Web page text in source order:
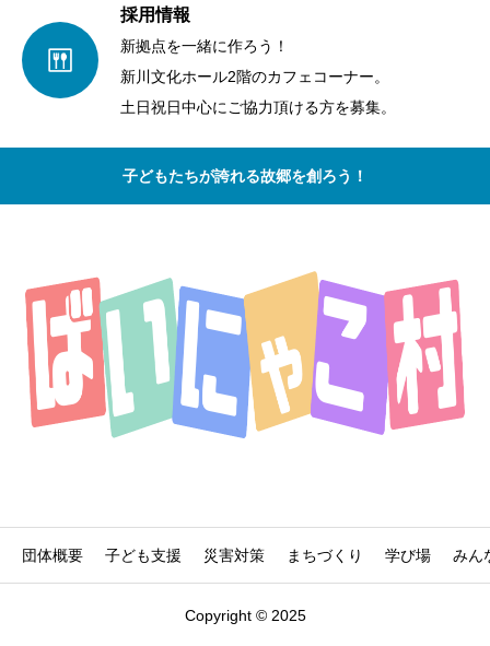
採用情報
新拠点を一緒に作ろう！
新川文化ホール2階のカフェコーナー。
土日祝日中心にご協力頂ける方を募集。
子どもたちが誇れる故郷を創ろう！
団体概要 子ども支援 災害対策 まちづくり 学び場 みん
Copyright © 2025